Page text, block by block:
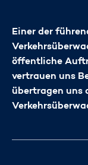
Einer der
öffentliche
vertrauen uns
übertragen uns